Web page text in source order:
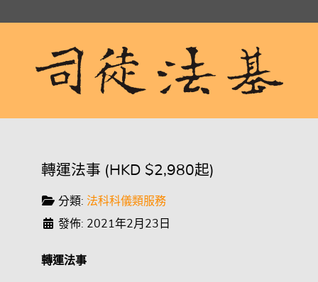
轉運法事 (HKD $2,980起)
分類: 法科科儀類服務
發佈: 2021年2月23日
轉運法事